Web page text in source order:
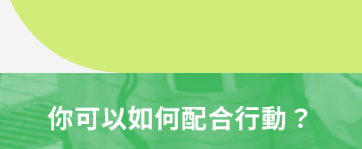
你可以如何配合行動？